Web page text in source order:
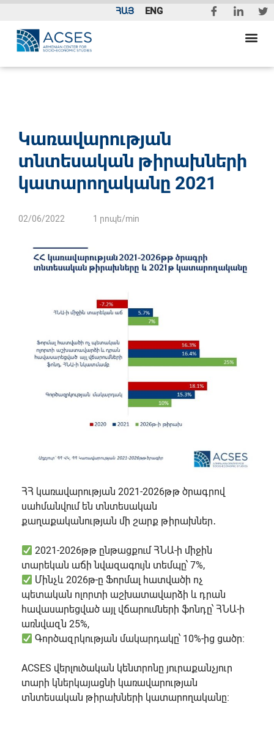
ՀԱՅ ENG
Կառավարության
տնտեսական թիրախների
կատարողականը 2021
02/06/2022
ՀՀ կառավարության 2021-2026թթ ծրագրով
սահմանվում են տնտեսական
քաղաքականության մի շարք թիրախներ․
2021-2026թթ ընթացքում ՀՆԱ-ի միջին
տարեկան աճի նվազագույն տեմպը՝ 7%,
Մինչև 2026թ-ը Ֆորմալ հատվածի ոչ
պետական ոլորտի աշխատավարձի և դրան
հավասարեցված այլ վճարումների ֆոնդը՝ ՀՆԱ-ի
առնվազն 25%,
Գործազրկության մակարդակը՝ 10%-ից ցածր։
ACSES վերլուծական կենտրոնը յուրաքանչյուր
տարի կներկայացնի կառավարության
տնտեսական թիրախների կատարողականը։